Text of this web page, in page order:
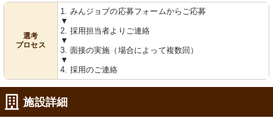
柔らかな光に包まれた窓辺で、色鮮や
かなサイクラメンが咲いています。
階段
手すりが整っており、足元明るく安全
に配慮された通路です。
選考
プロセス
1. みんジョブの応募フォームからご応募
▼
2. 採用担当者よりご連絡
▼
3. 面接の実施（場合によって複数回）
▼
4. 採用のご連絡
施設詳細